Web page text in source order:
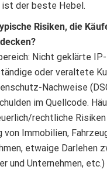
der beste Hebel.
Risiken, die
Nicht geklärte
oder veraltete
Nachweise
im Quellcode.
rechtliche Risiken
von Immobilien,
etwaige Darlehen
und Unternehmen, etc.)